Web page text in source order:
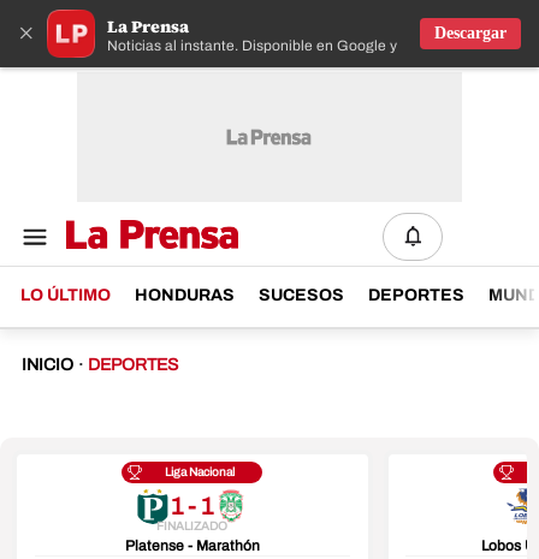
× La Prensa
Noticias al instante. Disponible en Google y IOS
Descargar
LO ÚLTIMO HONDURAS SUCESOS DEPORTES
INICIO · DEPORTES
Liga Nacional
1 - 1
FINALIZADO
Platense - Marathón Lobos